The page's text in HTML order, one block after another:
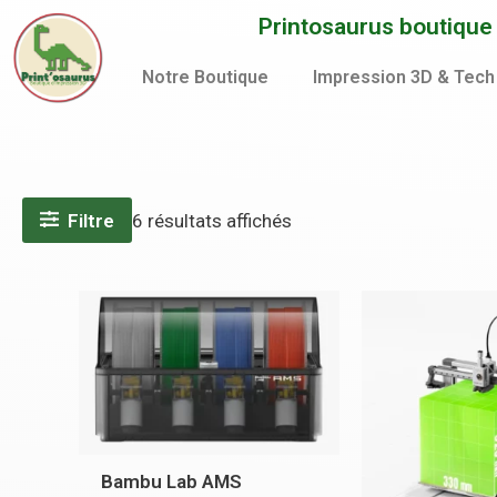
Aller
au
contenu
Printosaurus
Notre Boutique Impression 3D & Tech
Filtre 6 résultats affichés
Trié
plus
Bambu Lab AMS